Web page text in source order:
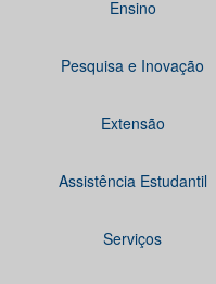
Ensino
Pesquisa e Inovação
Extensão
Assistência Estudantil
Serviços